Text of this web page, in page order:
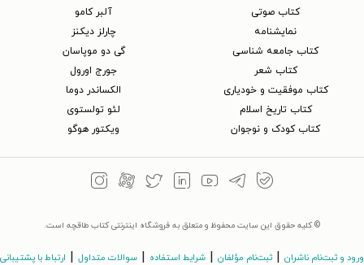
کتاب‌ صوتی
نمایشنامه
کتاب جامعه شناسی
کتاب شعر
کتاب موفقیت و خودیاری
کتاب تاریخ اسلام
کتاب کودک و نوجوان
آلبر کامو
چارلز دیکنز
گی دو موپاسان
جورج اورول
الکساندر دوما
لئو تولستوی
ویکتور هوگو
© کلیه حقوق این سایت محفوظ و متعلق به فروشگاه اینترنتی کتاب طاقچه است.
ورود و ثبت‌نام ناشران ثبت‌نام مؤلفان شرایط استفاده سوالات متداول ارتباط با پشتیبانی